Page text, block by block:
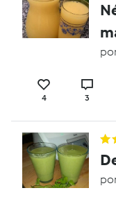
4 3